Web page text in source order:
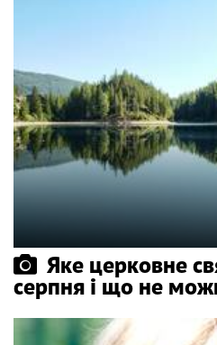
Яке церковне
серпня і що не